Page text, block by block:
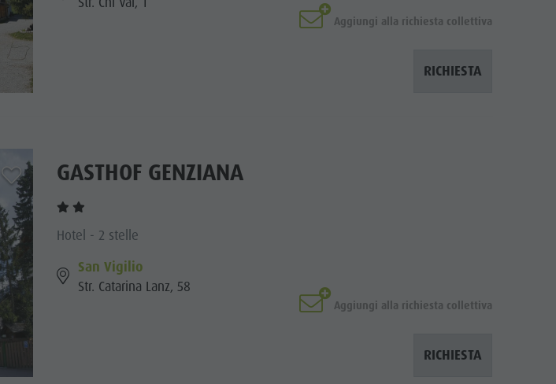
Aggiungi alla richiesta collettiva
RICHIESTA
aria.add_to_watchlist
GASTHOF GENZIANA
Hotel - 2 stelle
San Vigilio
Str. Catarina Lanz, 58
Aggiungi alla richiesta collettiva
RICHIESTA